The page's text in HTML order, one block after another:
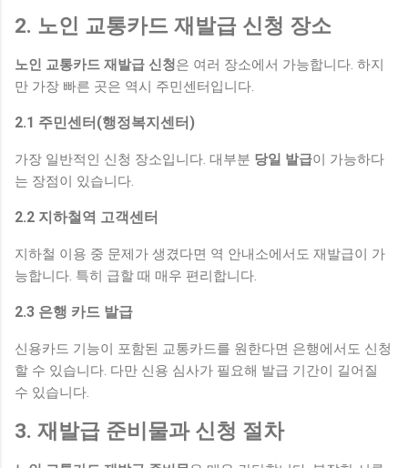
2. 노인 교통카드 재발급 신청 장소
노인 교통카드 재발급 신청은 여러 장소에서 가능합니다. 하지
만 가장 빠른 곳은 역시 주민센터입니다.
2.1 주민센터(행정복지센터)
가장 일반적인 신청 장소입니다. 대부분 당일 발급이 가능하다
는 장점이 있습니다.
2.2 지하철역 고객센터
지하철 이용 중 문제가 생겼다면 역 안내소에서도 재발급이 가
능합니다. 특히 급할 때 매우 편리합니다.
2.3 은행 카드 발급
신용카드 기능이 포함된 교통카드를 원한다면 은행에서도 신청
할 수 있습니다. 다만 신용 심사가 필요해 발급 기간이 길어질
수 있습니다.
3. 재발급 준비물과 신청 절차